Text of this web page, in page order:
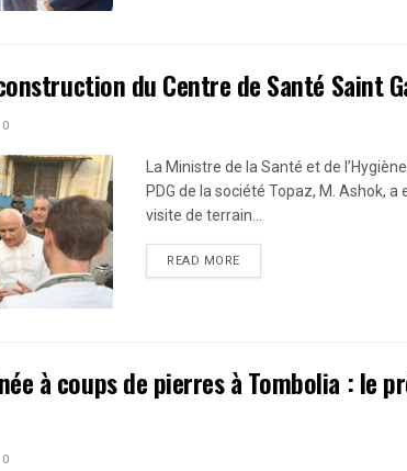
du Centre de Santé Saint
0
La Ministre de la Santé et de
PDG de la société Topaz, M. Ashok,
visite de terrain...
READ MORE
à coups de pierres à Tombolia : le
0